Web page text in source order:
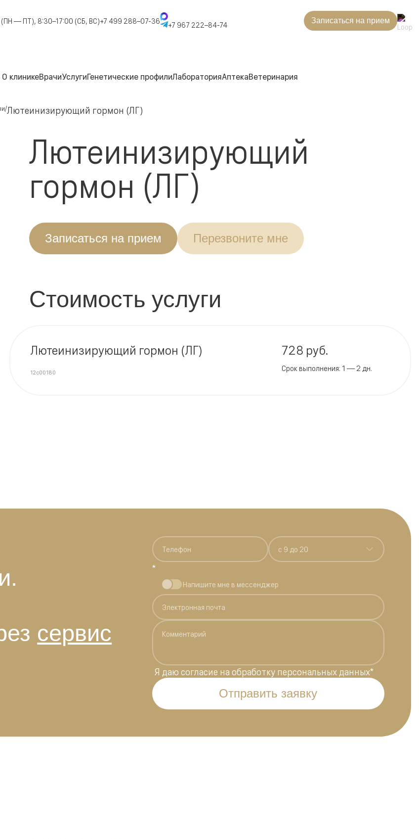
— ПТ), 8:30–17:00 (СБ, ВС)+7 499 288–07-36 +7 967 222–84-74 Записаться на прием
О клиникеВрачиУслугиГенетические профилиЛабораторияАптекаВетеринария
Лютеинизирующий гормон (ЛГ)
Лютеинизирующий
гормон (ЛГ)
Записаться на прием Перезвоните мне
Стоимость услуги
Лютеинизирующий гормон (ЛГ)
12c00180
728 руб.
Срок выполнения: 1 — 2 дн.
сервис
*
c 9 до 20
Напишите мне в мессенджер
Я даю согласие на обработку персональных данных*
Отправить заявку